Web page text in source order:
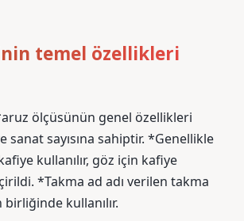
temel özellikleri
ölçüsünün genel özellikleri
sanat sayısına sahiptir. *Genellikle
kullanılır, göz için kafiye
*Takma ad adı verilen takma
kullanılır.